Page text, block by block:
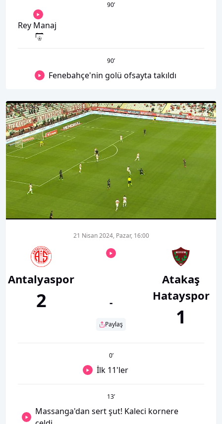
90’
Rey Manaj
90’
Fenebahçe'nin golü ofsayta takıldı
Antalyaspor
2
21 Nisan 2024, Pazar, 16:00
-
Paylaş
Atakaş
Hatayspor
1
0’
İlk 11'ler
13’
Massanga'dan sert şut! Kaleci kornere